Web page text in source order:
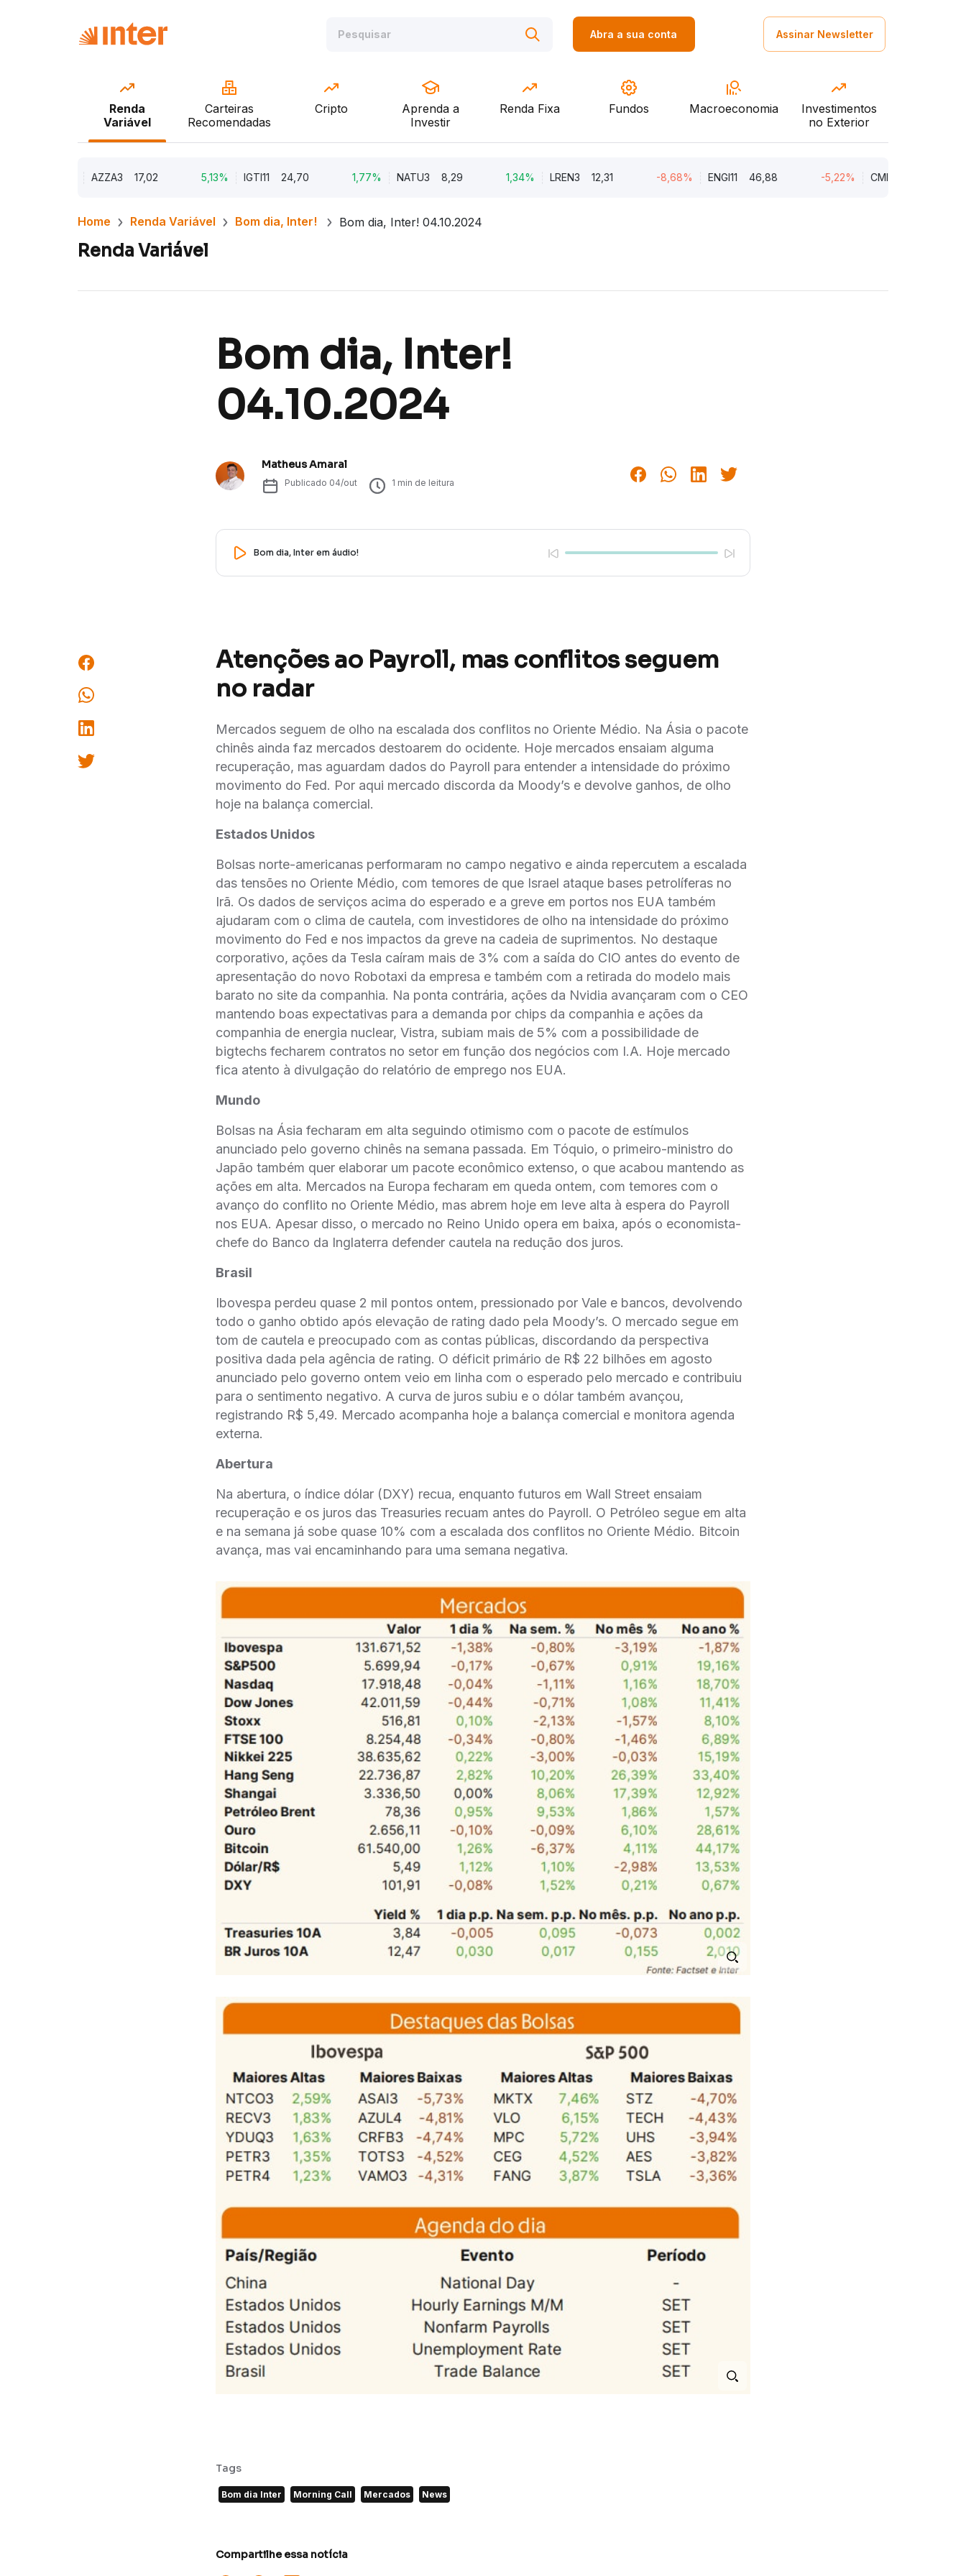
Abra a sua conta Assinar Newsletter
Renda
Variável
Carteiras
Recomendadas
Cripto
Aprenda a
Investir
Renda Fixa Fundos Macroeconomia
Investimentos
no Exterior
17,02 IGTI11 24,70 NATU3 8,29 LREN3 12,31 -8,68% ENGI11 46,88 CMIN3 5,45
Home Renda Variável Bom dia, Inter! Bom dia, Inter! 04.10.2024
Renda Variável
Bom dia, Inter!
04.10.2024
Matheus Amaral
Publicado 04/out 1 min de leitura
Bom dia, Inter em áudio!
Atenções ao Payroll, mas conflitos seguem
no radar
Mercados seguem de olho na escalada dos conflitos no Oriente Médio. Na Ásia o pacote
chinês ainda faz mercados destoarem do ocidente. Hoje mercados ensaiam alguma
recuperação, mas aguardam dados do Payroll para entender a intensidade do próximo
movimento do Fed. Por aqui mercado discorda da Moody’s e devolve ganhos, de olho
hoje na balança comercial.
Estados Unidos
Bolsas norte-americanas performaram no campo negativo e ainda repercutem a escalada
das tensões no Oriente Médio, com temores de que Israel ataque bases petrolíferas no
Irã. Os dados de serviços acima do esperado e a greve em portos nos EUA também
ajudaram com o clima de cautela, com investidores de olho na intensidade do próximo
movimento do Fed e nos impactos da greve na cadeia de suprimentos. No destaque
corporativo, ações da Tesla caíram mais de 3% com a saída do CIO antes do evento de
apresentação do novo Robotaxi da empresa e também com a retirada do modelo mais
barato no site da companhia. Na ponta contrária, ações da Nvidia avançaram com o CEO
mantendo boas expectativas para a demanda por chips da companhia e ações da
companhia de energia nuclear, Vistra, subiam mais de 5% com a possibilidade de
bigtechs fecharem contratos no setor em função dos negócios com I.A. Hoje mercado
fica atento à divulgação do relatório de emprego nos EUA.
Mundo
Bolsas na Ásia fecharam em alta seguindo otimismo com o pacote de estímulos
anunciado pelo governo chinês na semana passada. Em Tóquio, o primeiro-ministro do
Japão também quer elaborar um pacote econômico extenso, o que acabou mantendo as
ações em alta. Mercados na Europa fecharam em queda ontem, com temores com o
avanço do conflito no Oriente Médio, mas abrem hoje em leve alta à espera do Payroll
nos EUA. Apesar disso, o mercado no Reino Unido opera em baixa, após o economista-
chefe do Banco da Inglaterra defender cautela na redução dos juros.
Brasil
Ibovespa perdeu quase 2 mil pontos ontem, pressionado por Vale e bancos, devolvendo
todo o ganho obtido após elevação de rating dado pela Moody’s. O mercado segue em
tom de cautela e preocupado com as contas públicas, discordando da perspectiva
positiva dada pela agência de rating. O déficit primário de R$ 22 bilhões em agosto
anunciado pelo governo ontem veio em linha com o esperado pelo mercado e contribuiu
para o sentimento negativo. A curva de juros subiu e o dólar também avançou,
registrando R$ 5,49. Mercado acompanha hoje a balança comercial e monitora agenda
externa.
Abertura
Na abertura, o índice dólar (DXY) recua, enquanto futuros em Wall Street ensaiam
recuperação e os juros das Treasuries recuam antes do Payroll. O Petróleo segue em alta
e na semana já sobe quase 10% com a escalada dos conflitos no Oriente Médio. Bitcoin
avança, mas vai encaminhando para uma semana negativa.
Tags
Bom dia Inter Morning Call Mercados News
Compartilhe essa notícia